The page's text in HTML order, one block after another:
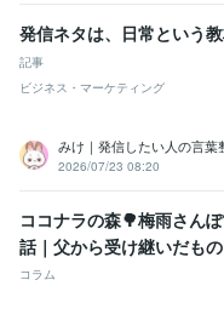
発信ネタは、日常という
記事
ビジネス・マーケティング
みけ｜発信したい人の言葉
2026/07/23 08:20
ココナラの森🌳梅雨さん
話｜父から受け継いだもの
コラム